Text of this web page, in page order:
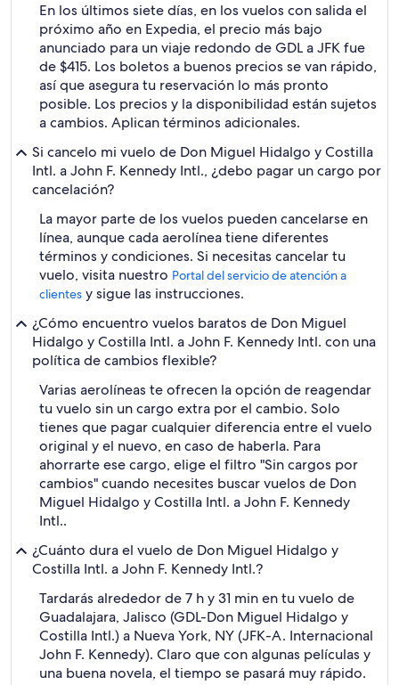
En los últimos siete días, en los vuelos con salida el
próximo año en Expedia, el precio más bajo
anunciado para un viaje redondo de GDL a JFK fue
de $415. Los boletos a buenos precios se van rápido,
así que asegura tu reservación lo más pronto
posible. Los precios y la disponibilidad están sujetos
a cambios. Aplican términos adicionales.
Si cancelo mi vuelo de Don Miguel Hidalgo y Costilla
Intl. a John F. Kennedy Intl., ¿debo pagar un cargo por
cancelación?
La mayor parte de los vuelos pueden cancelarse en
línea, aunque cada aerolínea tiene diferentes
términos y condiciones. Si necesitas cancelar tu
vuelo, visita nuestro Portal del servicio de atención a
clientes y sigue las instrucciones.
¿Cómo encuentro vuelos baratos de Don Miguel
Hidalgo y Costilla Intl. a John F. Kennedy Intl. con una
política de cambios flexible?
Varias aerolíneas te ofrecen la opción de reagendar
tu vuelo sin un cargo extra por el cambio. Solo
tienes que pagar cualquier diferencia entre el vuelo
original y el nuevo, en caso de haberla. Para
ahorrarte ese cargo, elige el filtro "Sin cargos por
cambios" cuando necesites buscar vuelos de Don
Miguel Hidalgo y Costilla Intl. a John F. Kennedy
Intl..
¿Cuánto dura el vuelo de Don Miguel Hidalgo y
Costilla Intl. a John F. Kennedy Intl.?
Tardarás alrededor de 7 h y 31 min en tu vuelo de
Guadalajara, Jalisco (GDL-Don Miguel Hidalgo y
Costilla Intl.) a Nueva York, NY (JFK-A. Internacional
John F. Kennedy). Claro que con algunas películas y
una buena novela, el tiempo se pasará muy rápido.